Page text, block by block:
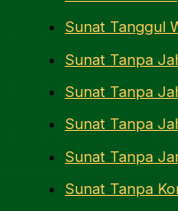
Sunat Tanggul
Sunat Tanpa
Sunat Tanpa
Sunat Tanpa
Sunat Tanpa
Sunat Tanpa